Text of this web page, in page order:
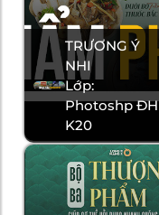
TRƯƠNG Ý
NHI
Lớp:
Photoshp ĐH
K20